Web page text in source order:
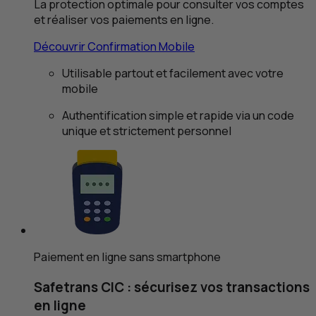
La protection optimale pour consulter vos comptes
et réaliser vos paiements en ligne.
Découvrir Confirmation Mobile
Utilisable partout et facilement avec votre
mobile
Authentification simple et rapide via un code
unique et strictement personnel
Paiement en ligne sans smartphone
SafetransCIC : sécurisez vos transactions
en ligne